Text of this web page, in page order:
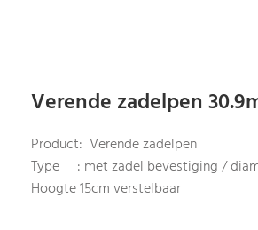
Verende zadelpen
Product: Verende zadelpen
Type : met zadel bevestiging /
Hoogte 15cm verstelbaar